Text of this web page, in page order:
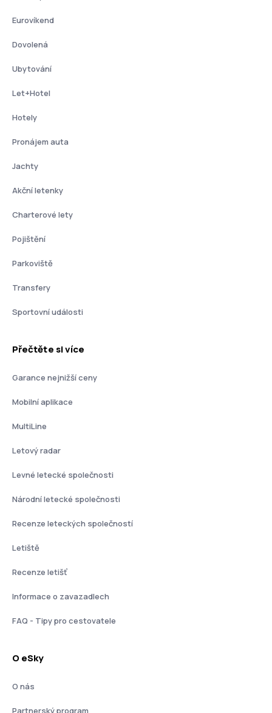
Eurovíkend
Dovolená
Ubytování
Let+Hotel
Hotely
Pronájem auta
Jachty
Akční letenky
Charterové lety
Pojištění
Parkoviště
Transfery
Sportovní události
Přečtěte si více
Garance nejnižší ceny
Mobilní aplikace
MultiLine
Letový radar
Levné letecké společnosti
Národní letecké společnosti
Recenze leteckých společností
Letiště
Recenze letišť
Informace o zavazadlech
FAQ - Tipy pro cestovatele
O eSky
O nás
Partnerský program